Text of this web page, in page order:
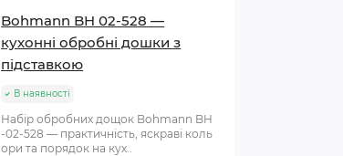
Bohmann BH 02-528 —
кухонні обробні дошки з
підставкою
В наявності
Набір обробних дощок Bohmann BH
-02-528 — практичність, яскраві коль
ори та порядок на кух..